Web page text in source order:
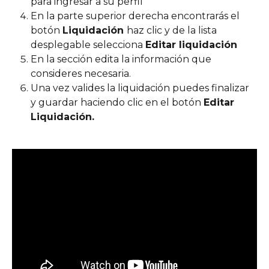
En la parte superior derecha encontrarás el
botón Liquidación haz clic y de la lista
desplegable selecciona Editar liquidación
En la sección edita la información que
consideres necesaria.
Una vez valides la liquidación puedes finalizar
y guardar haciendo clic en el botón Editar
Liquidación.